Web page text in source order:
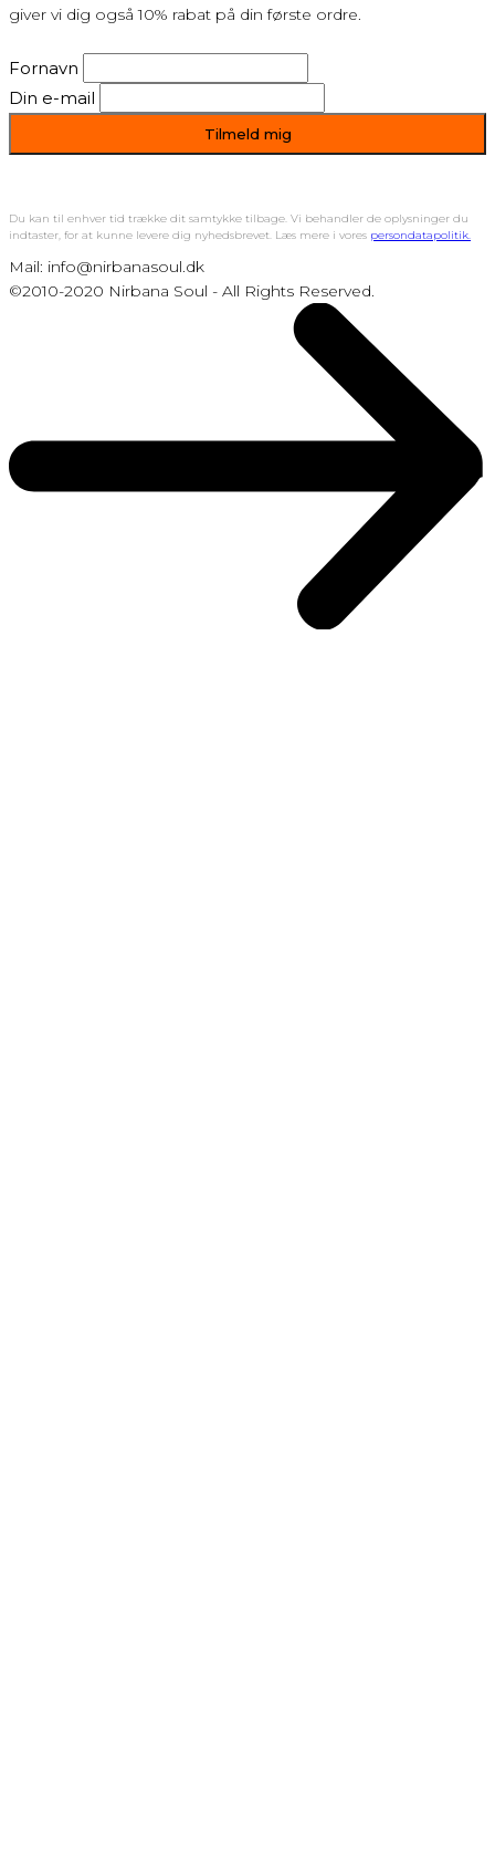
giver vi dig også 10% rabat på din første ordre.
Fornavn
Din e-mail
Du kan til enhver tid trække dit samtykke tilbage. Vi behandler de oplysninger du
indtaster, for at kunne levere dig nyhedsbrevet. Læs mere i vores persondatapolitik.
Mail: info@nirbanasoul.dk
©2010-2020 Nirbana Soul - All Rights Reserved.